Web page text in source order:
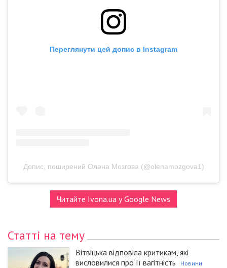
Переглянути цей допис в Instagram
Допис, поширений Олена Мозгова (@olenamozgova1)
Читайте Ivona.ua у Google News
Статті на тему
Вітвіцька відповіла критикам, які
висловилися про її вагітність
Новини